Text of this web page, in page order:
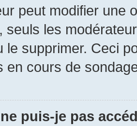
peut modifier une
seuls les
le supprimer. Ceci
en cours de
puis-je pas